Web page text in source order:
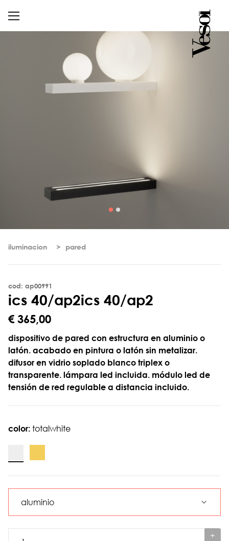
iluminacion pared
cod: ap00991
ics 40/ap2ics 40/ap2
€ 365,00
dispositivo de pared con estructura en aluminio o
latón. acabado en pintura o latón sin metalizar.
difusor en vidrio soplado blanco triplex o
transparente. lámpara led incluida. módulo led de
tensión de red regulable a distancia incluido.
color: totalwhite
+